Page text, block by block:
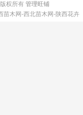
权所有 管理旺铺
苗木网-西北苗木网-陕西花卉